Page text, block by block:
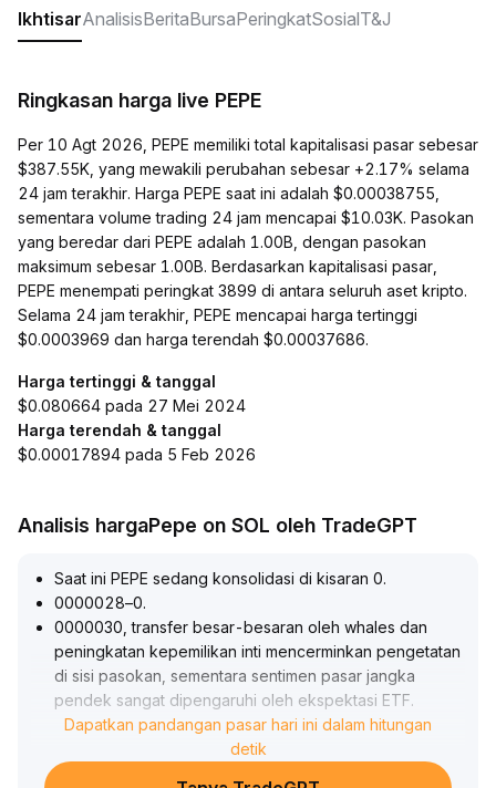
IkhtisarAnalisisBeritaBursaPeringkatSosialT&J
Ringkasan harga live PEPE
Per 10 Agt 2026, PEPE memiliki total kapitalisasi pasar sebesar
$387.55K, yang mewakili perubahan sebesar +2.17% selama
24 jam terakhir. Harga PEPE saat ini adalah $0.00038755,
sementara volume trading 24 jam mencapai $10.03K. Pasokan
yang beredar dari PEPE adalah 1.00B, dengan pasokan
maksimum sebesar 1.00B. Berdasarkan kapitalisasi pasar,
PEPE menempati peringkat 3899 di antara seluruh aset kripto.
Selama 24 jam terakhir, PEPE mencapai harga tertinggi
$0.0003969 dan harga terendah $0.00037686.
Harga tertinggi & tanggal
$0.080664 pada 27 Mei 2024
Harga terendah & tanggal
$0.00017894 pada 5 Feb 2026
Analisis hargaPepe on SOL oleh TradeGPT
Saat ini PEPE sedang konsolidasi di kisaran 0.
0000028–0.
0000030, transfer besar-besaran oleh whales dan
peningkatan kepemilikan inti mencerminkan pengetatan
di sisi pasokan, sementara sentimen pasar jangka
pendek sangat dipengaruhi oleh ekspektasi ETF.
Jika ETF disetujui dan volume transaksi meningkat, level
0000030 kemungkinan dapat ditembus secara efektif;
Dapatkan pandangan pasar hari ini dalam hitungan
detik